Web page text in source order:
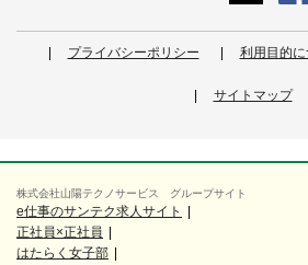
プライバシーポリシー 利用目的
サイトマップ
株式会社山陽テクノサービス グループサイト
e仕事のサンテク求人サイト
正社員×正社員
はたらく女子部